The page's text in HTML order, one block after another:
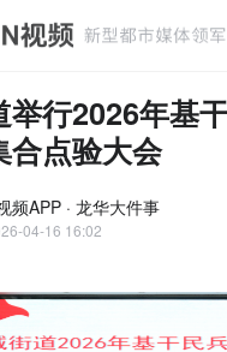
举行2026年基
合点验大会
频APP · 龙华大件事
04-16 16:02